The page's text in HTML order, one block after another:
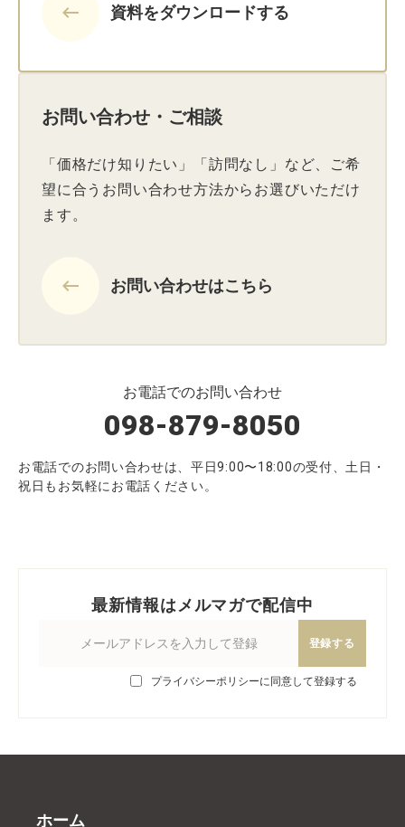
keyboard_backspace 資料をダウンロードする
お問い合わせ・ご相談
「価格だけ知りたい」「訪問なし」など、ご希
望に合うお問い合わせ方法からお選びいただけ
ます。
keyboard_backspace お問い合わせはこちら
お電話でのお問い合わせ
098-879-8050
お電話でのお問い合わせは、平日9:00〜18:00の受付、土日・
祝日もお気軽にお電話ください。
最新情報はメルマガで配信中
登録する
プライバシーポリシーに同意して登録する
ホーム